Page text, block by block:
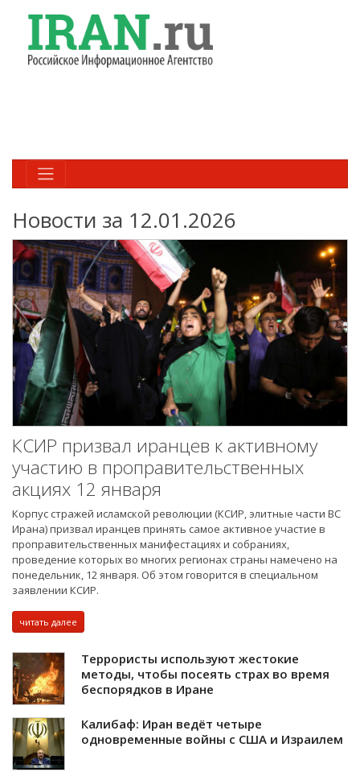
Новости за 12.01.2026
КСИР призвал иранцев к активному
участию в проправительственных
акциях 12 января
Корпус стражей исламской революции (КСИР, элитные части ВС
Ирана) призвал иранцев принять самое активное участие в
проправительственных манифестациях и собраниях,
проведение которых во многих регионах страны намечено на
понедельник, 12 января. Об этом говорится в специальном
заявлении КСИР.
читать далее
Террористы используют жестокие
методы, чтобы посеять страх во время
беспорядков в Иране
Калибаф: Иран ведёт четыре
одновременные войны с США и Израилем